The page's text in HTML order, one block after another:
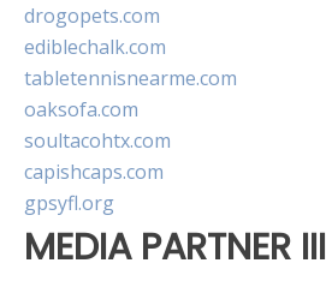
drogopets.com
ediblechalk.com
tabletennisnearme.com
oaksofa.com
soultacohtx.com
capishcaps.com
gpsyfl.org
MEDIA PARTNER III